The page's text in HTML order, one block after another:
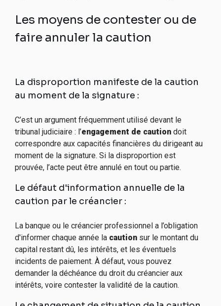
Les moyens de contester ou de
faire annuler la caution
La disproportion manifeste de la caution
au moment de la signature :
C’est un argument fréquemment utilisé devant le
tribunal judiciaire : l’engagement de cautiondoit
correspondre aux capacités financières du dirigeant au
moment de la signature. Si la disproportion est
prouvée, l’acte peut être annulé en tout ou partie.
Le défaut d'information annuelle de la
caution par le créancier :
La banque ou le créancier professionnel a l’obligation
d'informer chaque année la cautionsur le montant du
capital restant dû, les intérêts, et les éventuels
incidents de paiement. À défaut, vous pouvez
demander la déchéance du droit du créancier aux
intérêts, voire contester la validité de la caution.